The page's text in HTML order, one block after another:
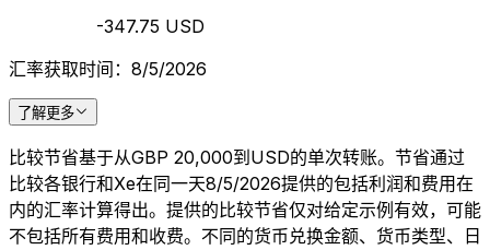
-347.75 USD
汇率获取时间：8/5/2026
了解更多
比较节省基于从GBP 20,000到USD的单次转账。节省通过
比较各银行和Xe在同一天8/5/2026提供的包括利润和费用在
内的汇率计算得出。提供的比较节省仅对给定示例有效，可能
不包括所有费用和收费。不同的货币兑换金额、货币类型、日